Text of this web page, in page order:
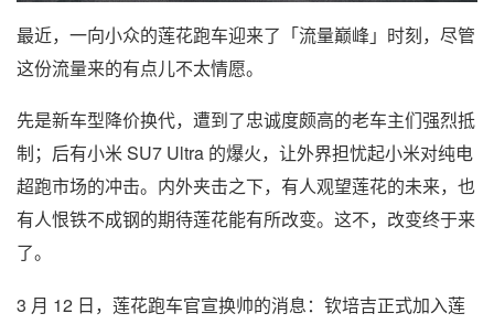
最近，一向小众的莲花跑车迎来了「流量巅峰」时刻，尽管
这份流量来的有点儿不太情愿。
先是新车型降价换代，遭到了忠诚度颇高的老车主们强烈抵
制；后有小米 SU7 Ultra 的爆火，让外界担忧起小米对纯电
超跑市场的冲击。内外夹击之下，有人观望莲花的未来，也
有人恨铁不成钢的期待莲花能有所改变。这不，改变终于来
了。
3 月 12 日，莲花跑车官宣换帅的消息：钦培吉正式加入莲